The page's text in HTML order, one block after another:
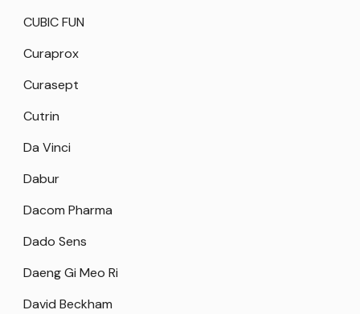
CUBIC FUN
Curaprox
Curasept
Cutrin
Da Vinci
Dabur
Dacom Pharma
Dado Sens
Daeng Gi Meo Ri
David Beckham